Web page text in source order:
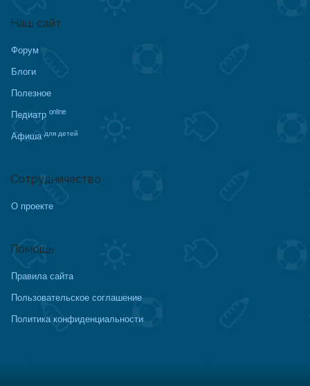
Наш сайт
Форум
Блоги
Полезное
Педиатр online
Афиша для детей
Сотрудничество
О проекте
Помощь
Правила сайта
Пользовательское соглашение
Политика конфиденциальности